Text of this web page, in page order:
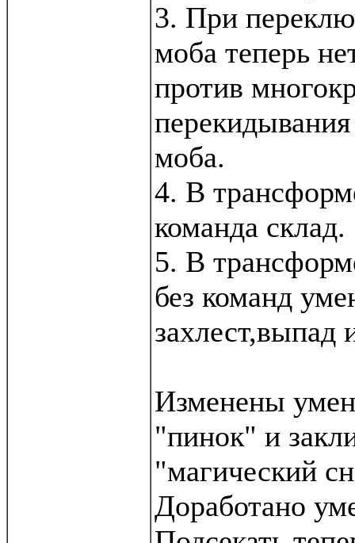
3. При
моба теперь
против
моба.
4. В
команда склад.
5. В
без команд
захлест,выпад
Изменены
"пинок" и
"магический
Доработано